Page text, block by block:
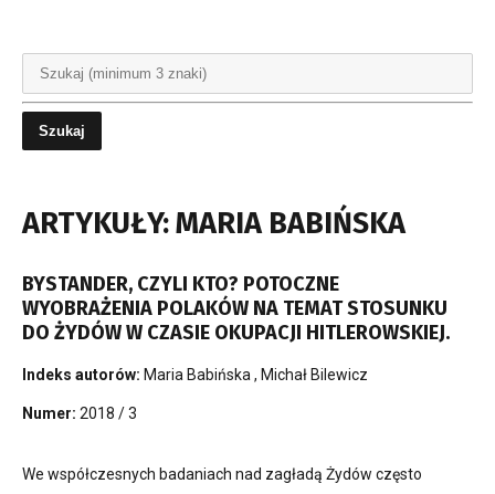
ARTYKUŁY: MARIA BABIŃSKA
BYSTANDER, CZYLI KTO? POTOCZNE
WYOBRAŻENIA POLAKÓW NA TEMAT STOSUNKU
DO ŻYDÓW W CZASIE OKUPACJI HITLEROWSKIEJ.
Indeks autorów: Maria Babińska , Michał Bilewicz
Numer: 2018 / 3
We współczesnych badaniach nad zagładą Żydów często